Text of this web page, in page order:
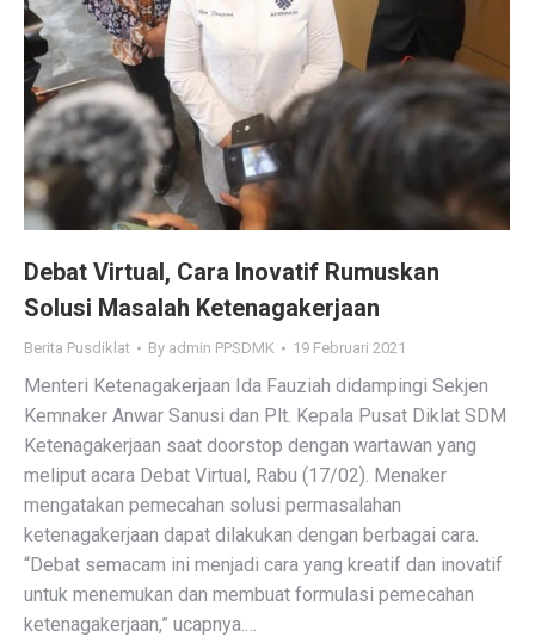
Debat Virtual, Cara Inovatif Rumuskan
Solusi Masalah Ketenagakerjaan
Berita Pusdiklat By admin PPSDMK 19 Februari 2021
Menteri Ketenagakerjaan Ida Fauziah didampingi Sekjen
Kemnaker Anwar Sanusi dan Plt. Kepala Pusat Diklat SDM
Ketenagakerjaan saat doorstop dengan wartawan yang
meliput acara Debat Virtual, Rabu (17/02). Menaker
mengatakan pemecahan solusi permasalahan
ketenagakerjaan dapat dilakukan dengan berbagai cara.
“Debat semacam ini menjadi cara yang kreatif dan inovatif
untuk menemukan dan membuat formulasi pemecahan
ketenagakerjaan,” ucapnya.…